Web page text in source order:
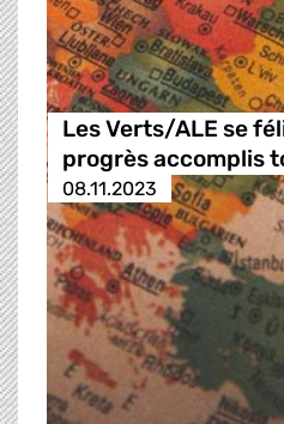
Les Verts/ALE se
progrès accomplis
08.11.2023